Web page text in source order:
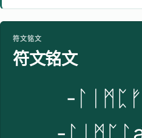
符文铭文
符文铭文
-